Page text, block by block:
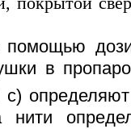
в
нити